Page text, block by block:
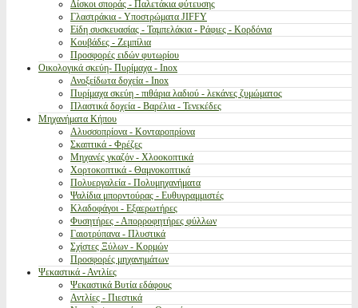
Δίσκοι σποράς - Παλετάκια φύτευσης
Γλαστράκια - Υποστρώματα JIFFY
Είδη συσκευασίας - Ταμπελάκια - Ράφιες - Κορδόνια
Κουβάδες - Ζεμπίλια
Προσφορές ειδών φυτωρίου
Οικολογικά σκεύη- Πυρίμαχα - Inox
Ανοξείδωτα δοχεία - Inox
Πυρίμαχα σκεύη - πιθάρια λαδιού - λεκάνες ζυμώματος
Πλαστικά δοχεία - Βαρέλια - Τενεκέδες
Μηχανήματα Κήπου
Αλυσσοπρίονα - Κονταροπρίονα
Σκαπτικά - Φρέζες
Μηχανές γκαζόν - Χλοοκοπτικά
Χορτοκοπτικά - Θαμνοκοπτικά
Πολυεργαλεία - Πολυμηχανήματα
Ψαλίδια μπορντούρας - Ευθυγραμμιστές
Κλαδοφάγοι - Εξαερωτήρες
Φυσητήρες - Απορροφητήρες φύλλων
Γαιοτρύπανα - Πλυστικά
Σχίστες Ξύλων - Κορμών
Προσφορές μηχανημάτων
Ψεκαστικά - Αντλίες
Ψεκαστικά Βυτία εδάφους
Αντλίες - Πιεστικά